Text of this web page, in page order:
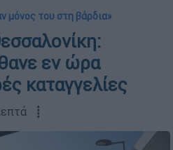
μόνος του στη βάρδια»
εν ώρα
καταγγελίες
┋